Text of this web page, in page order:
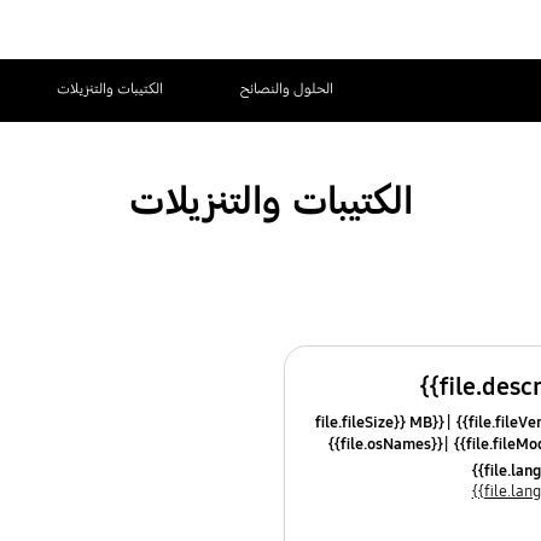
الحلول والنصائح الكتيبات والتنزيلات
الكتيبات والتنزيلات
{{file.fileSize}} MB
{{file.osNames}}